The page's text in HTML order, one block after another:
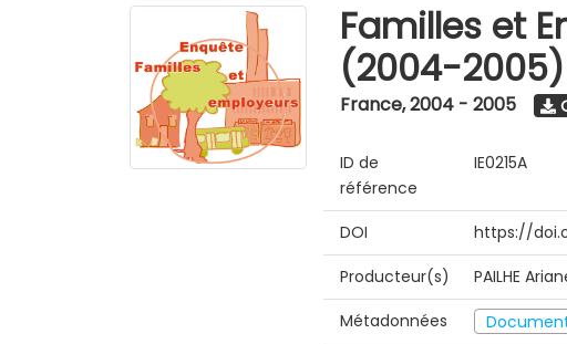
Familles et
(2004-2005)
France,2004 - 2005
ID de
référence
IE0215A
DOI
https://
Producteur(s)
PAILHE
Métadonnées